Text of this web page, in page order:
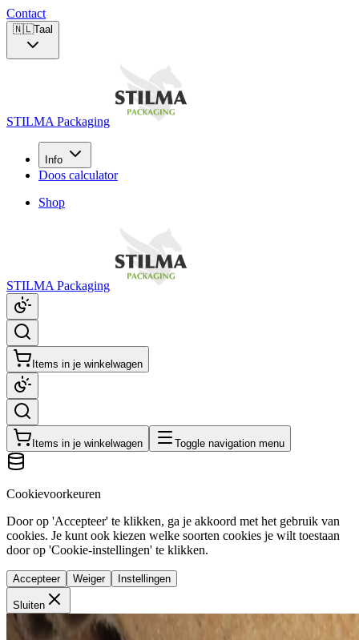
Contact
🇳🇱Taal
STILMA Packaging
Info
Doos calculator
Shop
STILMA Packaging
Items in je winkelwagen
Items in je winkelwagen Toggle navigation menu
Cookievoorkeuren
Door op 'Accepteer' te klikken, ga je akkoord met het gebruik van
cookies. Je kunt ook kiezen welke soorten cookies je wilt toestaan
door op 'Cookie-instellingen' te klikken.
Accepteer Weiger Instellingen
Sluiten